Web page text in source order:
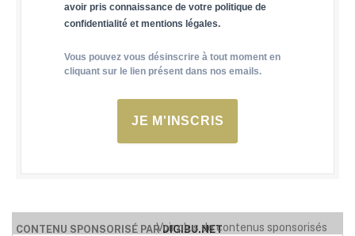
avoir pris connaissance de votre politique de
confidentialité et mentions légales.
Vous pouvez vous désinscrire à tout moment en
cliquant sur le lien présent dans nos emails.
JE M'INSCRIS
CONTENU SPONSORISÉ PARDIGIBU.NET
Voir plus de contenus sponsorisés